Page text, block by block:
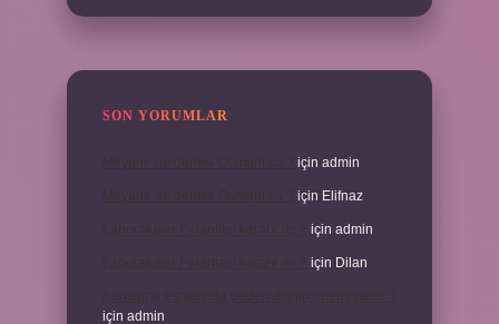
SON YORUMLAR
için admin
için Elifnaz
için admin
için Dilan
için admin